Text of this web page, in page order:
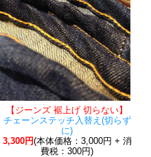
【ジーンズ 裾上げ 切らない】
チェーンステッチ入替え(切らず
に)
3,300円(本体価格：3,000円 + 消
費税：300円)